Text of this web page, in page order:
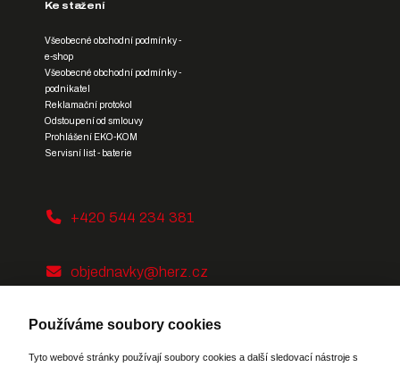
Používáme soubory cookies
Tyto webové stránky používají soubory cookies a další sledovací nástroje s
Ke stažení
Všeobecné obchodní podmínky -
e-shop
Všeobecné obchodní podmínky -
podnikatel
Reklamační protokol
Odstoupení od smlouvy
Prohlášení EKO-KOM
Servisní list - baterie
+420 544 234 381
objednavky@herz.cz